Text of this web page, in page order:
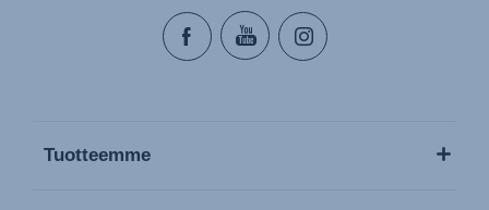
Uputstvo za korišcenje (Srpski)
Navodila za uporabo (Slovenščina)
Tuotteemme